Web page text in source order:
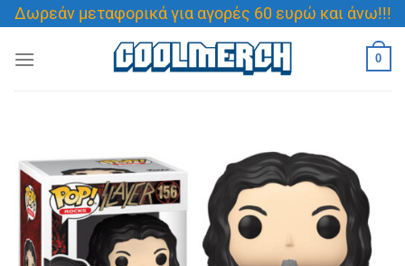
Μετάβαση
στο
περιεχόμενο
Δωρεάν μεταφορικά για αγορές 60 ευρώ και άνω!!!
0